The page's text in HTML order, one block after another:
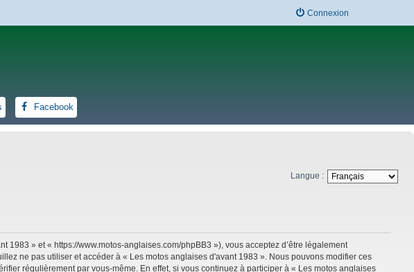
Connexion
Facebook
Langue :
» et « https://www.motos-anglaises.com/phpBB3 »), vous acceptez d’être légalement
ne pas utiliser et accéder à « Les motos anglaises d'avant 1983 ». Nous pouvons modifier ces
régulièrement par vous-même. En effet, si vous continuez à participer à « Les motos anglaises